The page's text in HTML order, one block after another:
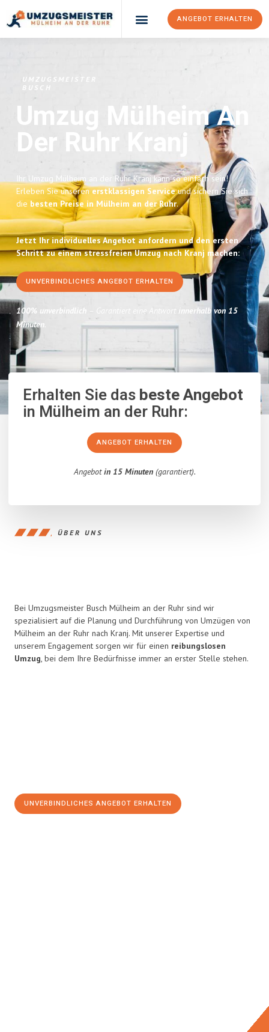
ANGEBOT ERHALTEN
UMZUGSMEISTER
BUSCH
Umzug Mülheim An
Der Ruhr Kranj
Ihr Umzug Mülheim an der Ruhr Kranj kann so einfach sein!
Erleben Sie unserenerstklassigen Serviceund sichern Sie sich
die besten Preise in Mülheim an der Ruhr.
Jetzt Ihr individuelles Angebot anfordern und den ersten
Schritt zu einem stressfreien Umzug nach Kranj machen:
UNVERBINDLICHES ANGEBOT ERHALTEN
100% unverbindlich – Garantiert eine Antwort innerhalb von 15
Minuten.
Erhalten Sie dasbeste Angebot
in Mülheim an der Ruhr:
ANGEBOT ERHALTEN
Angebotin 15 Minuten(garantiert).
ÜBER UNS
Bei Umzugsmeister Busch Mülheim an der Ruhr sind wir
spezialisiert auf die Planung und Durchführung von Umzügen von
Mülheim an der Ruhr nach Kranj. Mit unserer Expertise und
unserem Engagement sorgen wir für einen reibungslosen
Umzug, bei dem Ihre Bedürfnisse immer an erster Stelle stehen.
UNVERBINDLICHES ANGEBOT ERHALTEN